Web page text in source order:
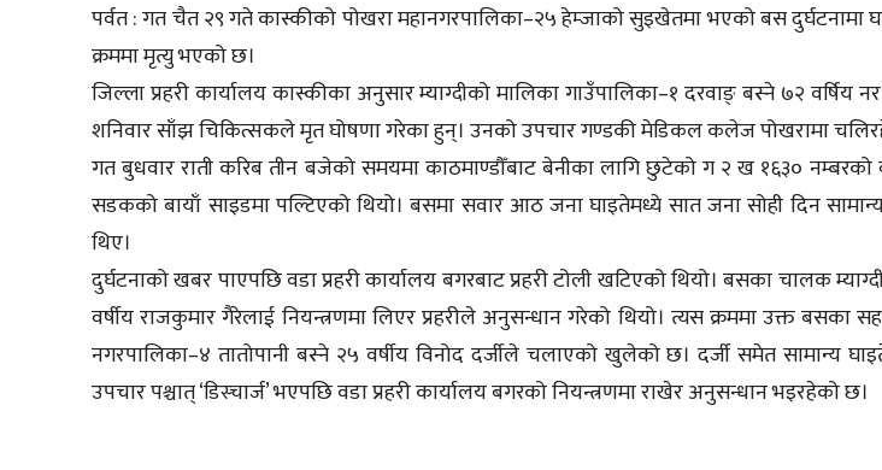
पर्वत : गत चैत २९ गते कास्कीको पोखरा महानगरपालिका–२५ हेम्जाको सुइखेतमा भएको बस दुर्घटनामा
क्रममा मृत्यु भएको छ।
जिल्ला प्रहरी कार्यालय कास्कीका अनुसार म्याग्दीको मालिका गाउँपालिका–१ दरवाङ् बस्ने ७२ वर्षिय
शनिवार साँझ चिकित्सकले मृत घोषणा गरेका हुन्। उनको उपचार गण्डकी मेडिकल कलेज पोखरामा
गत बुधवार राती करिब तीन बजेको समयमा काठमाण्डौँबाट बेनीका लागि छुटेको ग २ ख १६३०
सडकको बायाँ साइडमा पल्टिएको थियो। बसमा सवार आठ जना घाइतेमध्ये सात जना सोही दिन
थिए।
दुर्घटनाको खबर पाएपछि वडा प्रहरी कार्यालय बगरबाट प्रहरी टोली खटिएको थियो। बसका चालक
वर्षीय राजकुमार गैरेलाई नियन्त्रणमा लिएर प्रहरीले अनुसन्धान गरेको थियो। त्यस क्रममा उक्त बसका
नगरपालिका–४ तातोपानी बस्ने २५ वर्षीय विनोद दर्जीले चलाएको खुलेको छ। दर्जी समेत सामान्य
उपचार पश्चात् ‘डिस्चार्ज’ भएपछि वडा प्रहरी कार्यालय बगरको नियन्त्रणमा राखेर अनुसन्धान भइरहेको छ।